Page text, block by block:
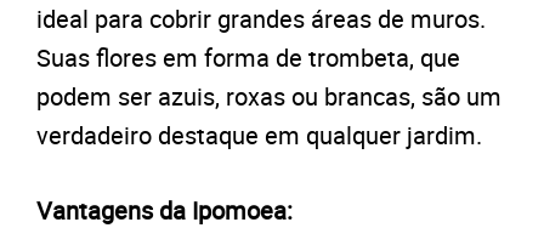
ideal para cobrir grandes áreas de muros.
Suas flores em forma de trombeta, que
podem ser azuis, roxas ou brancas, são um
verdadeiro destaque em qualquer jardim.
Vantagens da Ipomoea: